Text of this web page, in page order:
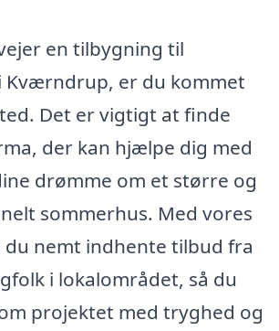
en tilbygning til
Kværndrup, er du kommet
Det er vigtigt at finde
der kan hjælpe dig med
drømme om et større og
sommerhus. Med vores
nemt indhente tilbud fra
i lokalområdet, så du
projektet med tryghed og